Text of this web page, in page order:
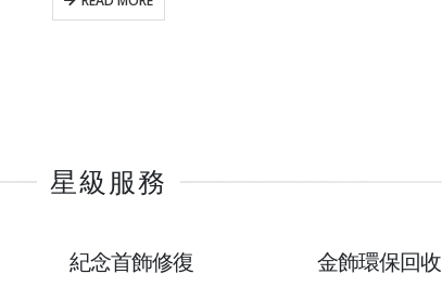
星級服務
紀念首飾修復 金飾環保回收